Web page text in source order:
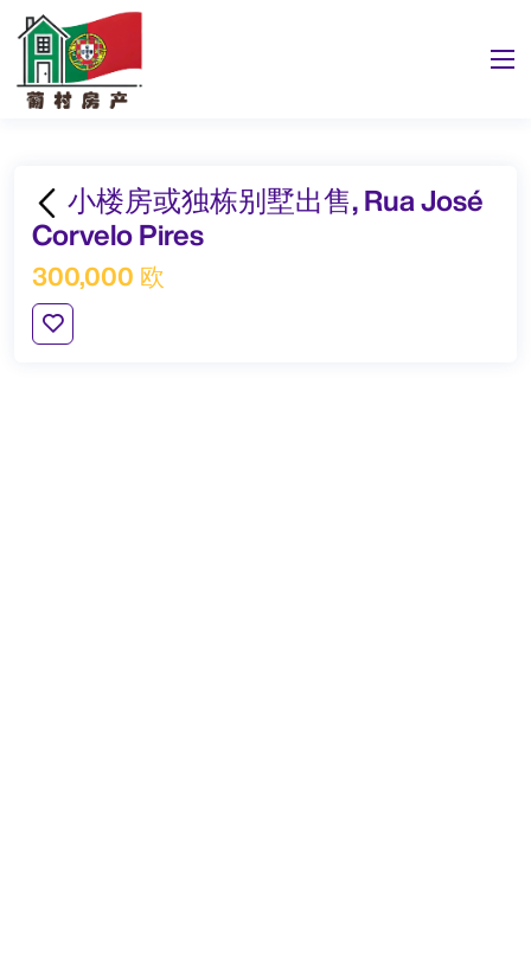
小楼房或独栋别墅出售, Rua José
Corvelo Pires
300,000 欧